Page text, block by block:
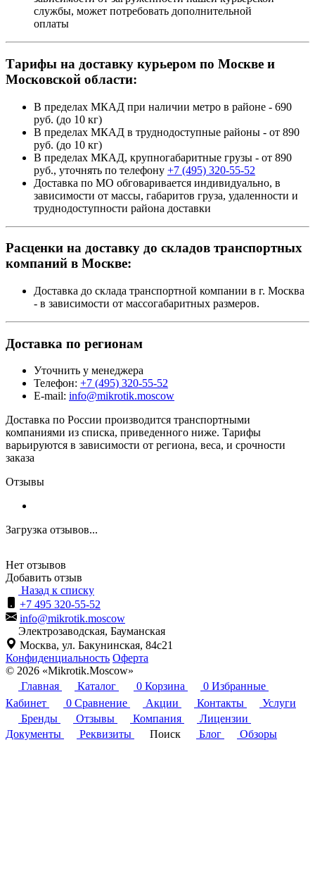
службы, может потребовать дополнительной
оплаты
Тарифы на доставку курьером по Москве и
Московской области:
В пределах МКАД при наличии метро в районе - 690
руб. (до 10 кг)
В пределах МКАД в труднодоступные районы - от 890
руб. (до 10 кг)
В пределах МКАД, крупногабаритные грузы - от 890
руб., уточнять по телефону +7 (495) 320-55-52
Доставка по МО обговаривается индивидуально, в
зависимости от массы, габаритов груза, удаленности и
труднодоступности района доставки
Расценки на доставку до складов транспортных
компаний в Москве:
Доставка до склада транспортной компании в г. Москва
- в зависимости от массогабаритных размеров.
Доставка по регионам
Уточнить у менеджера
Телефон: +7 (495) 320-55-52
E-mail: info@mikrotik.moscow
Доставка по России производится транспортными
компаниями из списка, приведенного ниже. Тарифы
варьируются в зависимости от региона, веса, и срочности
заказа
Отзывы
Загрузка отзывов...
Нет отзывов
Добавить отзыв
Назад к списку
+7 495 320-55-52
info@mikrotik.moscow
Электрозаводская, Бауманская
Москва, ул. Бакунинская, 84с21
Конфиденциальность Оферта
© 2026 «Mikrotik.Moscow»
Главная
Каталог 0 Корзина 0 Избранные
Кабинет
0 Сравнение Акции Контакты
Услуги
Бренды
Отзывы Компания
Лицензии
Документы
Реквизиты Поиск Блог Обзоры